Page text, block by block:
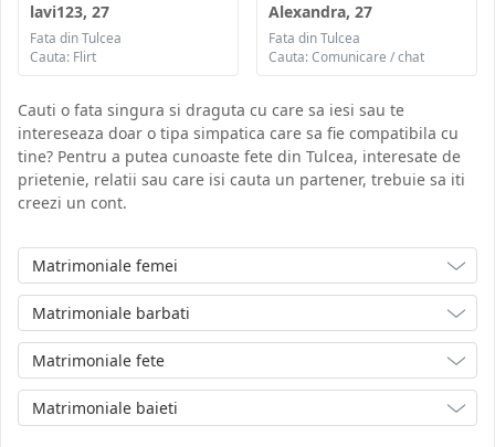
lavi123, 27
Fata din Tulcea
Cauta: Flirt
Alexandra, 27
Fata din Tulcea
Cauta: Comunicare / chat
Cauti o fata singura si draguta cu care sa iesi sau te
intereseaza doar o tipa simpatica care sa fie compatibila cu
tine? Pentru a putea cunoaste fete din Tulcea, interesate de
prietenie, relatii sau care isi cauta un partener, trebuie sa iti
creezi un cont.
Matrimoniale femei
Matrimoniale barbati
Matrimoniale fete
Matrimoniale baieti